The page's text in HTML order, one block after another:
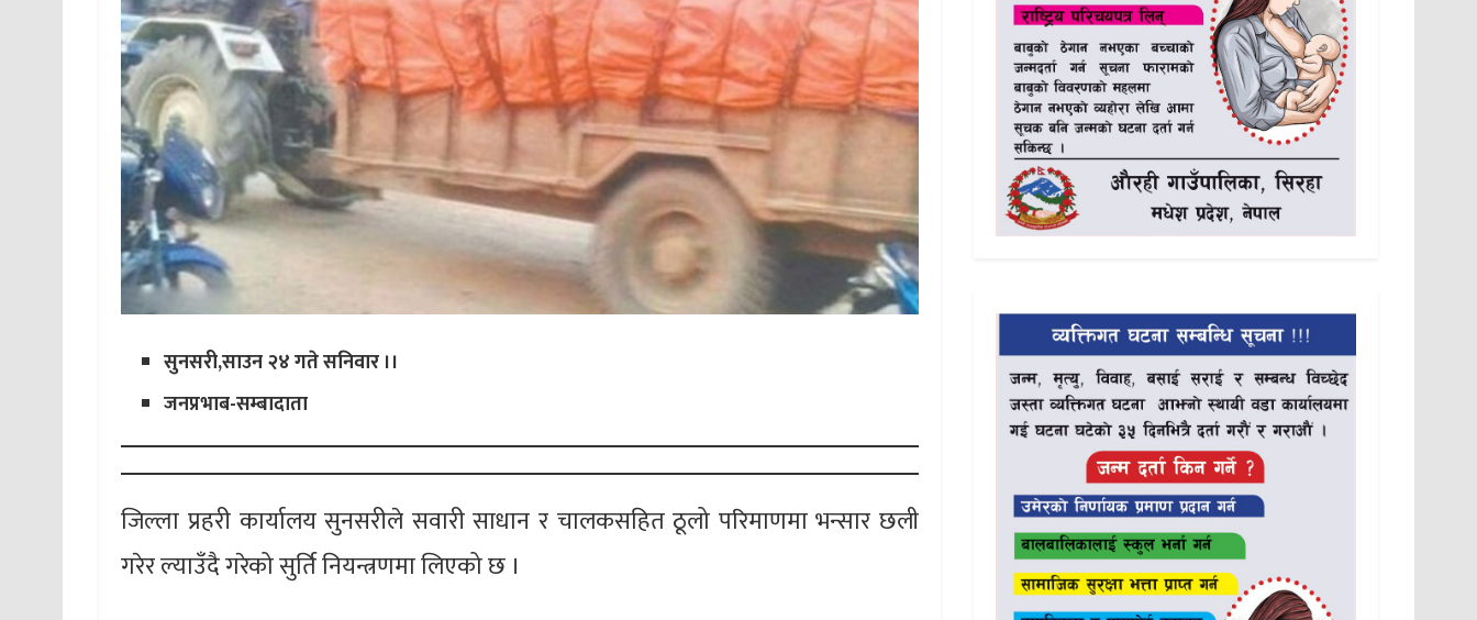
सुनसरी,साउन २४ गते सनिवार ।।
जनप्रभाब-सम्बादाता
जिल्ला प्रहरी कार्यालय सुनसरीले सवारी साधान र चालकसहित ठूलो परिमाणमा भन्सार छली
गरेर ल्याउँदै गरेको सुर्ति नियन्त्रणमा लिएको छ ।